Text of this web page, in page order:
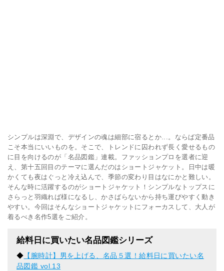
シンプルは深淵で、デザインの魂は細部に宿るとか...。ならば定番品
こそ本当にいいものを。そこで、トレンドに囚われず長く愛せるもの
に目を向けるのが「名品図鑑」連載。ファッションプロを選者に迎
え、第十五回目のテーマに選んだのはショートジャケット。日中は暖
かくても夜はぐっと冷え込んで、季節の変わり目はなにかと難しい。
そんな時に活躍するのがショートジャケット！シンプルなトップスに
さらっと羽織れば様になるし、かさばらないから持ち運びやすく動き
やすい。今回はそんなショートジャケットにフォーカスして、大人が
着るべき名作5選をご紹介。
給料日に買いたい名品図鑑シリーズ
◆ 【腕時計】男を上げる、名品５選！給料日に買いたい名
品図鑑 vol.13